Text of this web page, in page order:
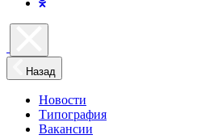
Назад
Новости
Типография
Вакансии